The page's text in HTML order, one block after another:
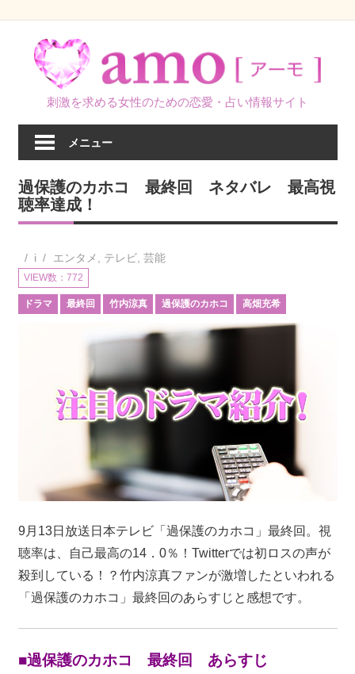
刺激を求める女性のための恋愛・占い情報サイト
メニュー
過保護のカホコ 最終回 ネタバレ 最高視
聴率達成！
i エンタメ テレビ, 芸能
VIEW数：772
ドラマ 最終回 竹内涼真 過保護のカホコ 高畑充希
9月13日放送日本テレビ「過保護のカホコ」最終回。視
聴率は、自己最高の14．0％！Twitterでは初ロスの声が
殺到している！？竹内涼真ファンが激増したといわれる
「過保護のカホコ」最終回のあらすじと感想です。
■過保護のカホコ 最終回 あらすじ